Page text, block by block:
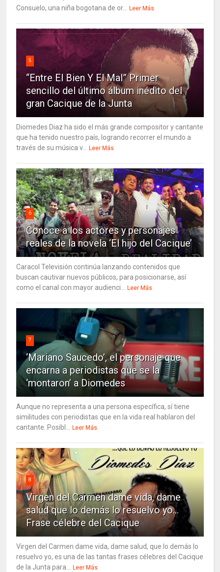
Consuelo, una niña bogotana de or... Leer Más
5
“Entre El Bien Y El Mal” Primer
sencillo del último álbum inédito del
gran Cacique de la Junta
Diomedes Diaz ha sido el más grande compositor y cantante
que ha tenido nuestro país, logrando recorrer el mundo a
través de su música v... Leer Más
6
Conoce a los actores y personajes
reales de la novela ‘El hijo del Cacique’
Caracol Televisión continúa lanzando contenidos que
buscan cautivar nuevos públicos, para posicionarse, así
como el canal con mayor audienci... Leer Más
7
‘Mariano Saucedo’, el personaje que
encarna a periodistas que se la
‘montaron’ a Diomedes
Aunque no representa a una persona específica, sí tiene
similitudes con periodistas que en la vida real hablaron del
cantante. Posibl... Leer Más
8
Virgen del Carmen dame vida, dame
salud que lo demás lo resuelvo yo…
Frase célebre del Cacique
Virgen del Carmen dame vida, dame salud, que lo demás lo
resuelvo yo, es una de las tantas frases célebres del Cacique
de la Junta para... Leer Más